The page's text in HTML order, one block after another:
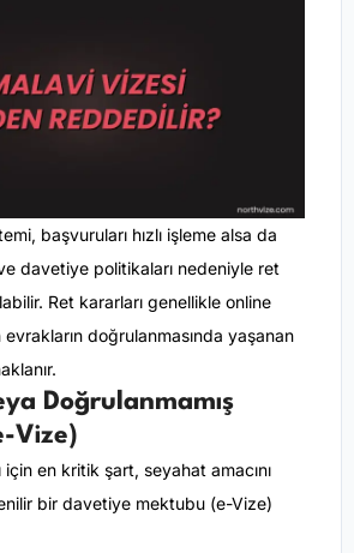
başvuruları hızlı işleme alsa da
davetiye politikaları nedeniyle ret
Ret kararları genellikle online
doğrulanmasında yaşanan
Doğrulanmamış
Vize)
en kritik şart, seyahat amacını
bir davetiye mektubu (e-Vize)